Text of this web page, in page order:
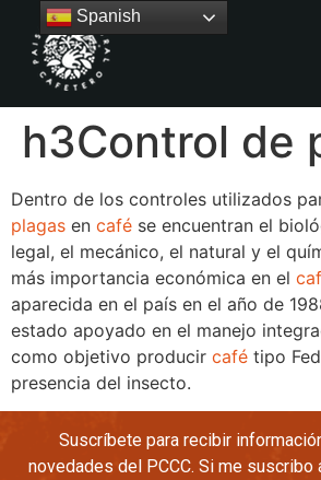
h3Control de
Dentro de los controles utilizados
plagas en café se encuentran el
legal, el mecánico, el natural y el
más importancia económica en el
aparecida en el país en el año de
estado apoyado en el manejo
como objetivo producir café tipo
presencia del insecto.
Suscríbete para recibir
novedades del PCCC. Si me suscribo
Spanish